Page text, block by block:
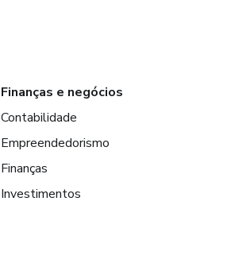
Finanças e negócios
Contabilidade
Empreendedorismo
Finanças
Investimentos